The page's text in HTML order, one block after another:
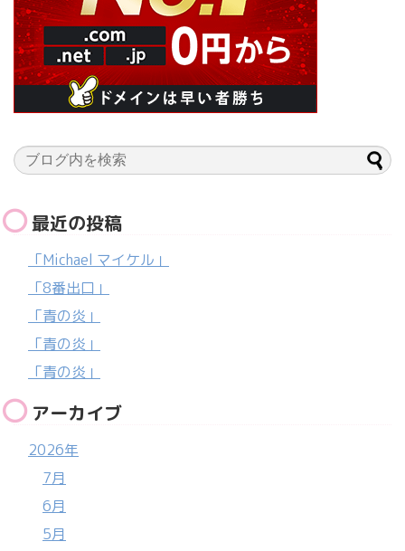
最近の投稿
「Michael マイケル」
「8番出口」
「青の炎」
「青の炎」
「青の炎」
アーカイブ
2026年
7月
6月
5月